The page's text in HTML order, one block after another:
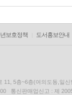
보호정책 도서홍보안내
11, 5층~6층(여의도동,일신
통신판매업신고 : 제